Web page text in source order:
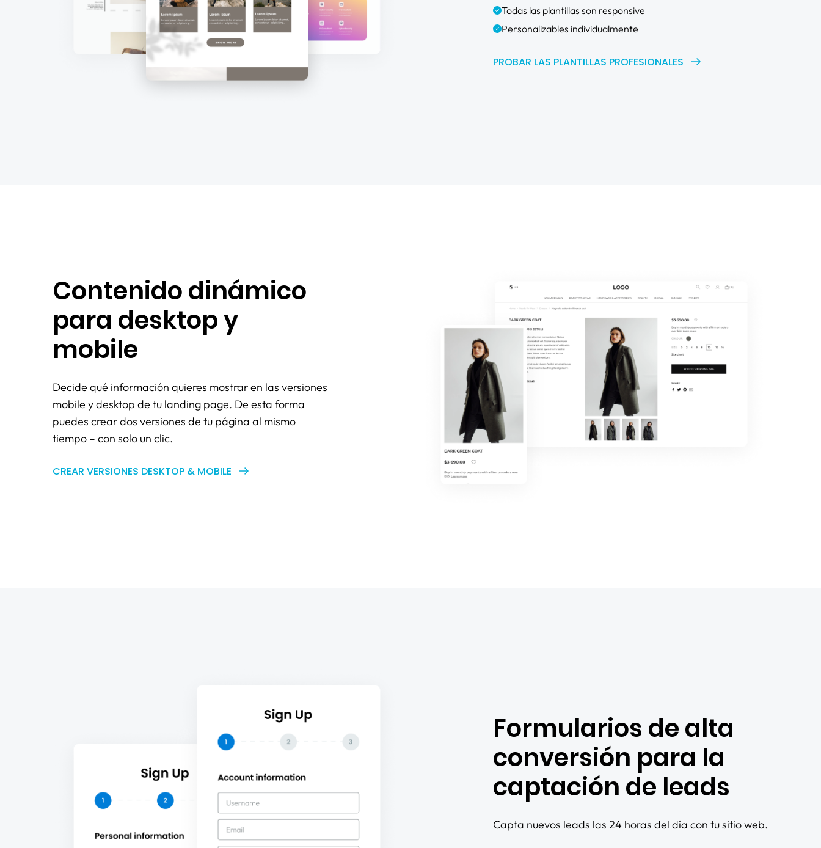
Todas las plantillas son responsive
Personalizables individualmente
PROBAR LAS PLANTILLAS PROFESIONALES
Contenido dinámico
para desktop y
mobile
Decide qué información quieres mostrar en las versiones
mobile y desktop de tu landing page. De esta forma
puedes crear dos versiones de tu página al mismo
tiempo – con solo un clic.
CREAR VERSIONES DESKTOP & MOBILE
Formularios de alta
conversión para la
captación de leads
Capta nuevos leads las 24 horas del día con tu sitio web.